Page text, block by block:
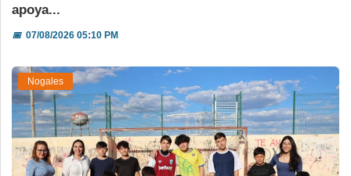
apoya...
📅07/08/2026 05:10 PM
Nogales